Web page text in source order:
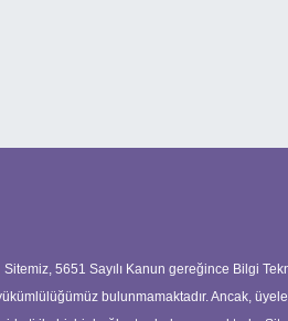
Sitemiz, 5651 Sayılı Kanun gereğince Bilgi
bulunmamaktadır. Ancak,